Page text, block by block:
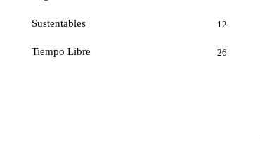
Sustentables 12
Tiempo Libre 26